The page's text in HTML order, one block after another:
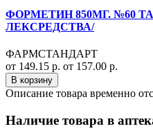
ФОРМЕТИН 850МГ. №60
ЛЕКСРЕДСТВА/
ФАРМСТАНДАРТ
от 149.15 р. от 157.00 р.
В корзину
Описание товара временно
Наличие товара в